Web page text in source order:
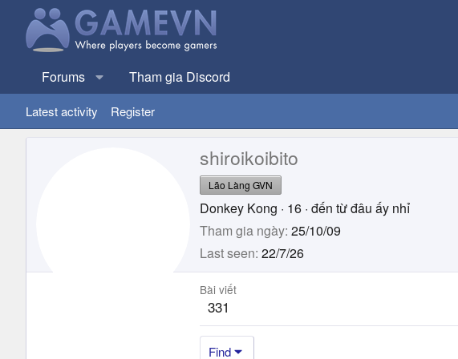
Forums Tham gia Discord
Latest activity Register
shiroikoibito
Lão Làng GVN
Donkey Kong · 16 · đến từđâu ấy nhỉ
Tham gia ngày 25/10/09
Last seen 22/7/26
Bài viết
331
Find